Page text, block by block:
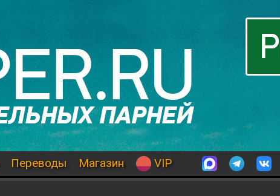
Переводы Магазин VIP